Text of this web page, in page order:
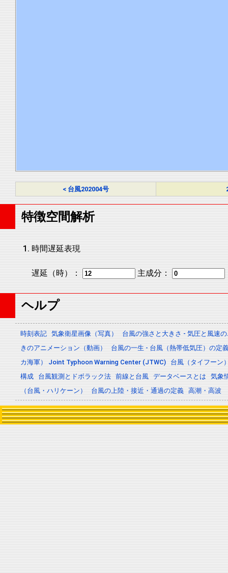
< 台風202004号
特徴空間解析
時間遅延表現
遅延（時）： 主成分：
ヘルプ
時刻表記 気象衛星画像（写真）
台風の強さと大きさ - 気圧と風速
きのアニメーション（動画）
台風の一生 - 台風（熱帯低気圧）の定
カ海軍） Joint Typhoon Warning Center (JTWC)
台風（タイフーン
構成
台風観測とドボラック法 前線と台風 データベースとは
気象
（台風・ハリケーン）
台風の上陸・接近・通過の定義 高潮・高波